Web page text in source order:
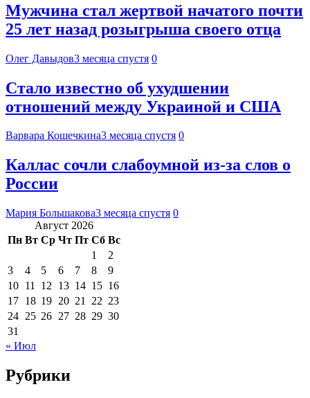
Мужчина стал жертвой начатого почти
25 лет назад розыгрыша своего отца
Олег Давыдов3 месяца спустя 0
Стало известно об ухудшении
отношений между Украиной и США
Варвара Кошечкина3 месяца спустя 0
Каллас сочли слабоумной из-за слов о
России
Мария Большакова3 месяца спустя 0
Август 2026
Пн Вт Ср Чт Пт Сб Вс
1
2
3
4 5 6 7 8
9
10 11 12 13 14 15 16
17 18 19 20 21 22 23
24 25 26 27 28 29 30
31
« Июл
Рубрики